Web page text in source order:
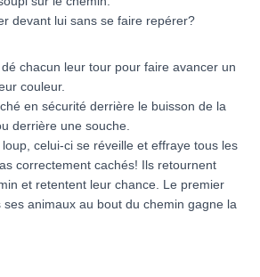
devant lui sans se faire repérer?
chacun leur tour pour faire avancer un
couleur.
en sécurité derrière le buisson de la
derrière une souche.
celui-ci se réveille et effraye tous les
correctement cachés! Ils retournent
et retentent leur chance. Le premier
animaux au bout du chemin gagne la